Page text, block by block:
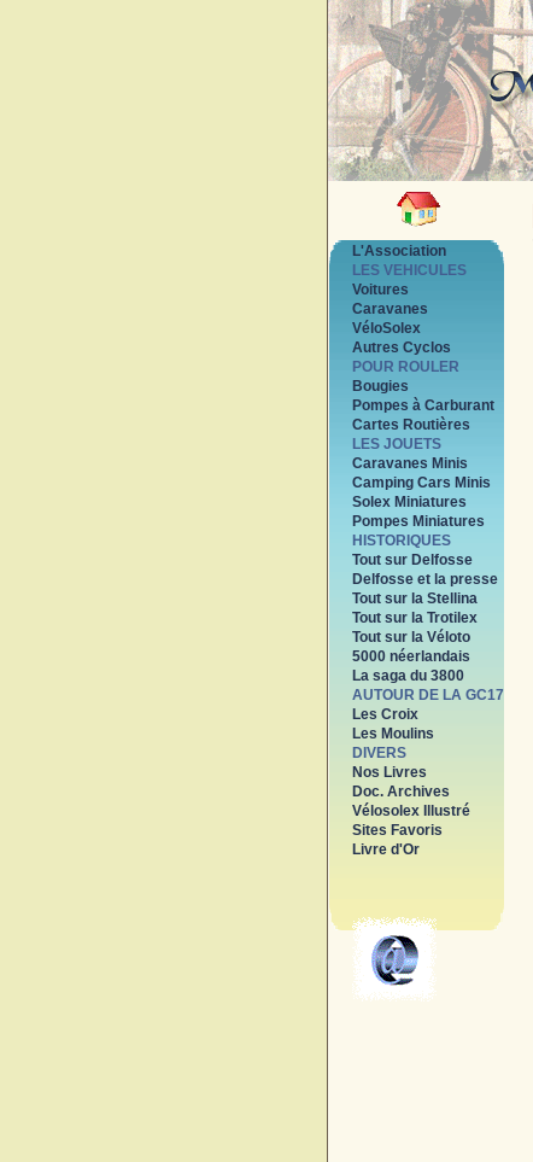
L'Association
LES VEHICULES
Voitures
Caravanes
VéloSolex
Autres Cyclos
POUR ROULER
Bougies
Pompes à Carburant
Cartes Routières
LES JOUETS
Caravanes Minis
Camping Cars Minis
Solex Miniatures
Pompes Miniatures
HISTORIQUES
Tout sur Delfosse
Delfosse et la presse
Tout sur la Stellina
Tout sur la Trotilex
Tout sur la Véloto
5000 néerlandais
La saga du 3800
AUTOUR DE LA GC17
Les Croix
Les Moulins
DIVERS
Nos Livres
Doc. Archives
Vélosolex Illustré
Sites Favoris
Livre d'Or